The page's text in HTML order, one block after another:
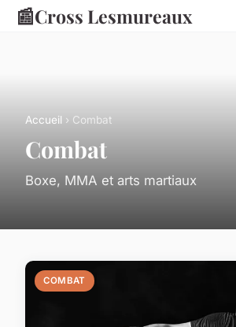
📰Cross Lesmureaux
Accueil › Combat
Combat
Boxe, MMA et arts martiaux
COMBAT